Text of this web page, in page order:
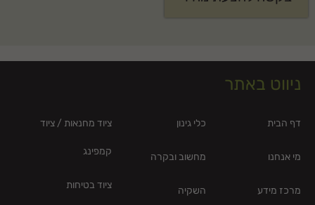
ניווט באתר
דף הבית
מי אנחנו
מרכז מידע
כלי גינון
מחשוב ובקרה
השקיה
ציוד מחנאות / ציוד
קמפינג
ציוד בטיחות